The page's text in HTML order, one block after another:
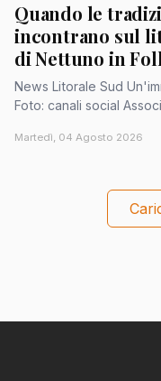
Quando le
incontrano sul
di Nettuno in
News Litorale Sud Un'immagine della precedente edizione -
Foto: canali social
Martedì, 04 Agosto 2026